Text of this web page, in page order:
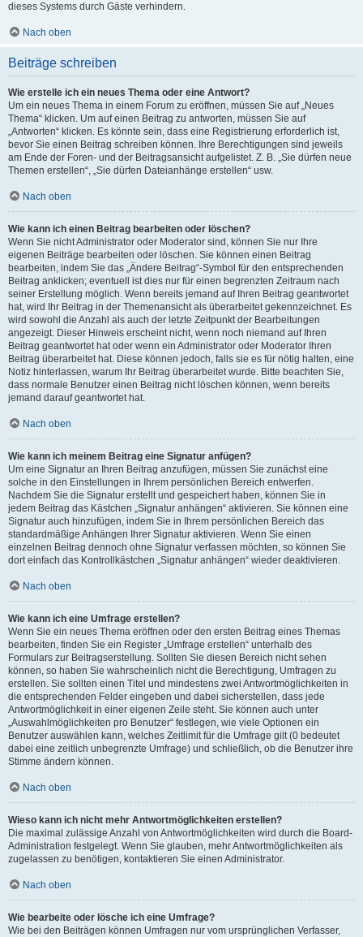
dieses Systems durch Gäste verhindern.
Nach oben
Beiträge schreiben
Wie erstelle ich ein neues Thema oder eine Antwort?
Um ein neues Thema in einem Forum zu eröffnen, müssen Sie auf „Neues
Thema“ klicken. Um auf einen Beitrag zu antworten, müssen Sie auf
„Antworten“ klicken. Es könnte sein, dass eine Registrierung erforderlich ist,
bevor Sie einen Beitrag schreiben können. Ihre Berechtigungen sind jeweils
am Ende der Foren- und der Beitragsansicht aufgelistet. Z. B. „Sie dürfen neue
Themen erstellen“, „Sie dürfen Dateianhänge erstellen“ usw.
Nach oben
Wie kann ich einen Beitrag bearbeiten oder löschen?
Wenn Sie nicht Administrator oder Moderator sind, können Sie nur Ihre
eigenen Beiträge bearbeiten oder löschen. Sie können einen Beitrag
bearbeiten, indem Sie das „Ändere Beitrag“-Symbol für den entsprechenden
Beitrag anklicken; eventuell ist dies nur für einen begrenzten Zeitraum nach
seiner Erstellung möglich. Wenn bereits jemand auf Ihren Beitrag geantwortet
hat, wird Ihr Beitrag in der Themenansicht als überarbeitet gekennzeichnet. Es
wird sowohl die Anzahl als auch der letzte Zeitpunkt der Bearbeitungen
angezeigt. Dieser Hinweis erscheint nicht, wenn noch niemand auf Ihren
Beitrag geantwortet hat oder wenn ein Administrator oder Moderator Ihren
Beitrag überarbeitet hat. Diese können jedoch, falls sie es für nötig halten, eine
Notiz hinterlassen, warum Ihr Beitrag überarbeitet wurde. Bitte beachten Sie,
dass normale Benutzer einen Beitrag nicht löschen können, wenn bereits
jemand darauf geantwortet hat.
Nach oben
Wie kann ich meinem Beitrag eine Signatur anfügen?
Um eine Signatur an Ihren Beitrag anzufügen, müssen Sie zunächst eine
solche in den Einstellungen in Ihrem persönlichen Bereich entwerfen.
Nachdem Sie die Signatur erstellt und gespeichert haben, können Sie in
jedem Beitrag das Kästchen „Signatur anhängen“ aktivieren. Sie können eine
Signatur auch hinzufügen, indem Sie in Ihrem persönlichen Bereich das
standardmäßige Anhängen Ihrer Signatur aktivieren. Wenn Sie einen
einzelnen Beitrag dennoch ohne Signatur verfassen möchten, so können Sie
dort einfach das Kontrollkästchen „Signatur anhängen“ wieder deaktivieren.
Nach oben
Wie kann ich eine Umfrage erstellen?
Wenn Sie ein neues Thema eröffnen oder den ersten Beitrag eines Themas
bearbeiten, finden Sie ein Register „Umfrage erstellen“ unterhalb des
Formulars zur Beitragserstellung. Sollten Sie diesen Bereich nicht sehen
können, so haben Sie wahrscheinlich nicht die Berechtigung, Umfragen zu
erstellen. Sie sollten einen Titel und mindestens zwei Antwortmöglichkeiten in
die entsprechenden Felder eingeben und dabei sicherstellen, dass jede
Antwortmöglichkeit in einer eigenen Zeile steht. Sie können auch unter
„Auswahlmöglichkeiten pro Benutzer“ festlegen, wie viele Optionen ein
Benutzer auswählen kann, welches Zeitlimit für die Umfrage gilt (0 bedeutet
dabei eine zeitlich unbegrenzte Umfrage) und schließlich, ob die Benutzer ihre
Stimme ändern können.
Nach oben
Wieso kann ich nicht mehr Antwortmöglichkeiten erstellen?
Die maximal zulässige Anzahl von Antwortmöglichkeiten wird durch die Board-
Administration festgelegt. Wenn Sie glauben, mehr Antwortmöglichkeiten als
zugelassen zu benötigen, kontaktieren Sie einen Administrator.
Nach oben
Wie bearbeite oder lösche ich eine Umfrage?
Wie bei den Beiträgen können Umfragen nur vom ursprünglichen Verfasser,